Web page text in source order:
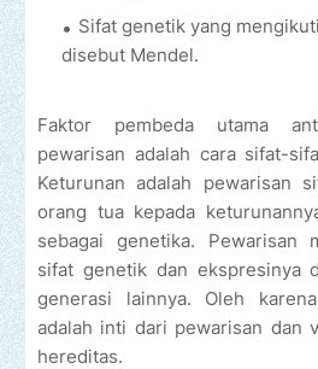
Sifat genetik yang
disebut Mendel.
Faktor pembeda utama
pewarisan adalah cara sifat-
Keturunan adalah pewarisan
orang tua kepada
sebagai genetika. Pewarisan
sifat genetik dan ekspresinya
generasi lainnya. Oleh
adalah inti dari pewarisan dan
hereditas.